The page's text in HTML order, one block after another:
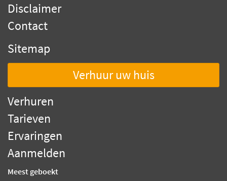
Disclaimer
Contact
Sitemap
Verhuur uw huis
Verhuren
Tarieven
Ervaringen
Aanmelden
Meest geboekt